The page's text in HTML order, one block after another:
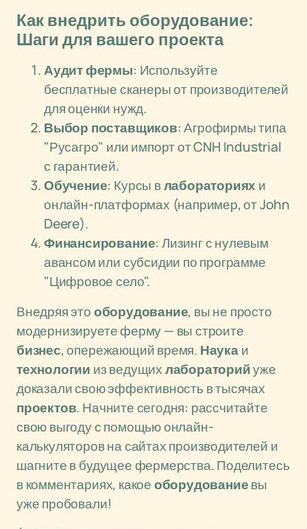
Как внедрить оборудование:
Шаги для вашего проекта
Аудит фермы: Используйте
бесплатные сканеры от производителей
для оценки нужд.
Выбор поставщиков: Агрофирмы типа
"Русагро" или импорт от CNH Industrial
с гарантией.
Обучение: Курсы влабораториях и
онлайн-платформах (например, от John
Deere).
Финансирование: Лизинг с нулевым
авансом или субсидии по программе
"Цифровое село".
Внедряя этооборудование, вы не просто
модернизируете ферму — вы строите
бизнес, опережающий время. Наукаи
технологии из ведущихлабораторийуже
доказали свою эффективность в тысячах
проектов. Начните сегодня: рассчитайте
свою выгоду с помощью онлайн-
калькуляторов на сайтах производителей и
шагните в будущее фермерства. Поделитесь
в комментариях, какоеоборудованиевы
уже пробовали!